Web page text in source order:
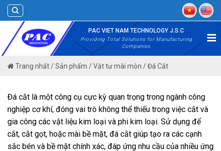
Skip
to
content
PAC VIET NAM TECHNOLOGY J.S.C
Providing Total Solutions for Manufacturing
Companies
Trang nhất/Sản phẩm /Vật tư mài mòn /Đá Cắt
Đá cắt là một công cụ cực kỳ quan trọng trong ngành công
nghiệp cơ khí, đóng vai trò không thể thiếu trong việc cắt và
gia công các vật liệu kim loại và phi kim loại. Sử dụng để
cắt, cắt gọt, hoặc mài bề mặt, đá cắt giúp tạo ra các cạnh
sắc bén và bề mặt chính xác, đáp ứng nhu cầu của nhiều ứng